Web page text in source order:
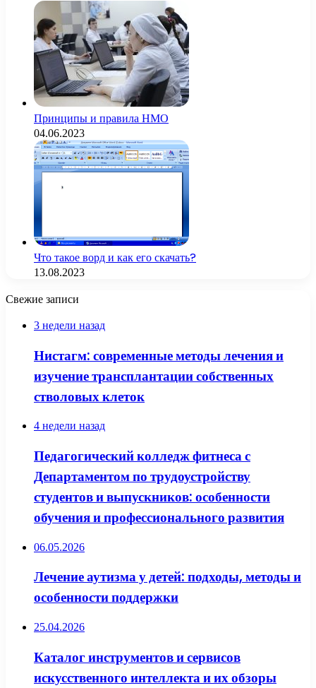
Принципы и правила НМО
04.06.2023
Что такое ворд и как его скачать?
13.08.2023
Свежие записи
3 недели назад
Нистагм: современные методы лечения и
изучение трансплантации собственных
стволовых клеток
4 недели назад
Педагогический колледж фитнеса с
Департаментом по трудоустройству
студентов и выпускников: особенности
обучения и профессионального развития
06.05.2026
Лечение аутизма у детей: подходы, методы и
особенности поддержки
25.04.2026
Каталог инструментов и сервисов
искусственного интеллекта и их обзоры